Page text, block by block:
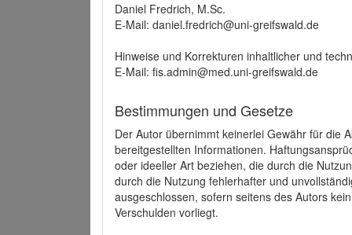
Daniel Fredrich, M.Sc.
E-Mail: daniel.fredrich@uni-greifswald.de
Hinweise und Korrekturen inhaltlicher und
E-Mail: fis.admin@med.uni-greifswald.de
Bestimmungen und Gesetze
Der Autor übernimmt keinerlei Gewähr für die
bereitgestellten Informationen.
oder ideeller Art beziehen, die durch die
durch die Nutzung fehlerhafter und
ausgeschlossen, sofern seitens des Autors
Verschulden vorliegt.